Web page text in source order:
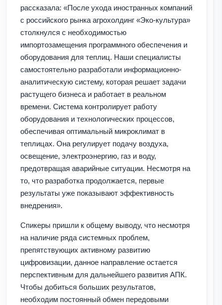
рассказала: «После ухода иностранных компаний
с российского рынка агрохолдинг «Эко-культура»
столкнулся с необходимостью
импортозамещения программного обеспечения и
оборудования для теплиц. Наши специалисты
самостоятельно разработали информационно-
аналитическую систему, которая решает задачи
растущего бизнеса и работает в реальном
времени. Система контролирует работу
оборудования и технологических процессов,
обеспечивая оптимальный микроклимат в
теплицах. Она регулирует подачу воздуха,
освещение, электроэнергию, газ и воду,
предотвращая аварийные ситуации. Несмотря на
то, что разработка продолжается, первые
результаты уже показывают эффективность
внедрения».
Спикеры пришли к общему выводу, что несмотря
на наличие ряда системных проблем,
препятствующих активному развитию
цифровизации, данное направление остается
перспективным для дальнейшего развития АПК.
Чтобы добиться больших результатов,
необходим постоянный обмен передовыми